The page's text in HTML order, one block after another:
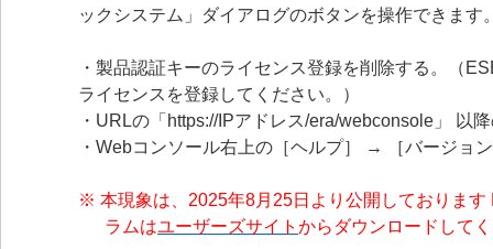
ックシステム」ダイアログのボタンを操作できます
・製品認証キーのライセンス登録を削除する。（
ライセンスを登録してください。）
・URLの「 https://IPアドレス/era/webconsole」 以
・Webコンソール右上の［ヘルプ］ → ［バージョ
※ 本現象は、2025年8月25日より公開しておりま
ラムはユーザーズサイト からダウンロードして